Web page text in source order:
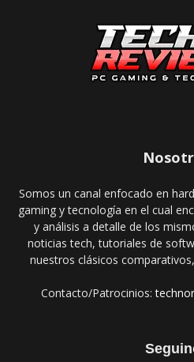
Somos un canal enfocado en
gaming y tecnología en el cual
y análisis a detalle de los
noticias tech, tutoriales de
nuestros clásicos
Contacto/Patrocinios: